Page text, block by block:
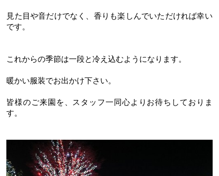
見た目や音だけでなく、香りも楽しんでいただければ幸い
です。
これからの季節は一段と冷え込むようになります。
暖かい服装でお出かけ下さい。
皆様のご来園を、スタッフ一同心よりお待ちしておりま
す。